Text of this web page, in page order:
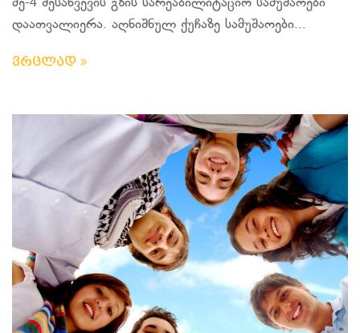
მე-4 შესახვევის გზის სარეაბილიტაციო სამუშაოები
დაათვალიერა. აღნიშნულ ქუჩაზე სამუშაოები...
ვრცლად